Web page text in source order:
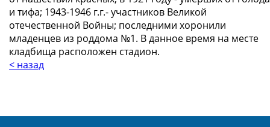
и тифа; 1943-1946 г.г.- участников Великой
отечественной Войны; последними хоронили
младенцев из роддома №1. В данное время на месте
кладбища расположен стадион.
< назад